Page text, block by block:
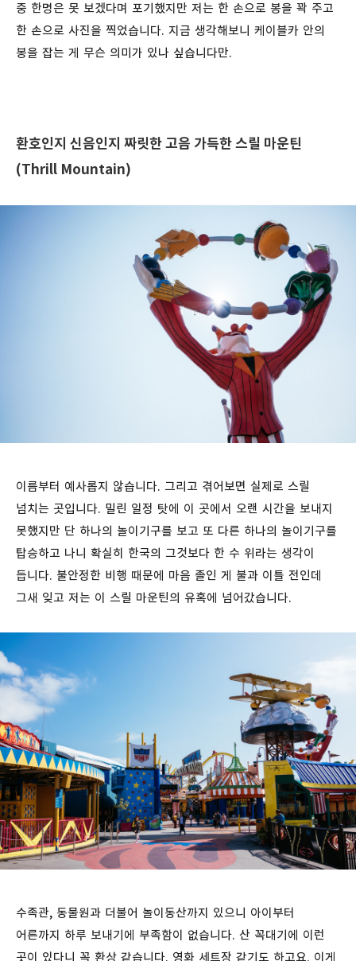
중 한명은 못 보겠다며 포기했지만 저는 한 손으로 봉을 꽉 주고
한 손으로 사진을 찍었습니다. 지금 생각해보니 케이블카 안의
봉을 잡는 게 무슨 의미가 있나 싶습니다만.
환호인지 신음인지 짜릿한 고음 가득한 스릴 마운틴
(Thrill Mountain)
이름부터 예사롭지 않습니다. 그리고 겪어보면 실제로 스릴
넘치는 곳입니다. 밀린 일정 탓에 이 곳에서 오랜 시간을 보내지
못했지만 단 하나의 놀이기구를 보고 또 다른 하나의 놀이기구를
탑승하고 나니 확실히 한국의 그것보다 한 수 위라는 생각이
듭니다. 불안정한 비행 때문에 마음 졸인 게 불과 이틀 전인데
그새 잊고 저는 이 스릴 마운틴의 유혹에 넘어갔습니다.
수족관, 동물원과 더불어 놀이동산까지 있으니 아이부터
어른까지 하루 보내기에 부족함이 없습니다. 산 꼭대기에 이런
곳이 있다니 꼭 환상 같습니다. 영화 세트장 같기도 하고요. 이게